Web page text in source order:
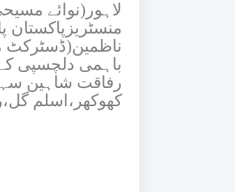
لاہور(نوائے
ناظمین(ڈسٹرکٹ
باہمی دلچسپی کے
رفاقت شاہین
کھوکھر،اسلم